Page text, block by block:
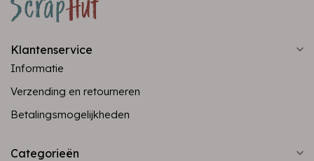
Klantenservice
Informatie
Verzending en retourneren
Betalingsmogelijkheden
Categorieën